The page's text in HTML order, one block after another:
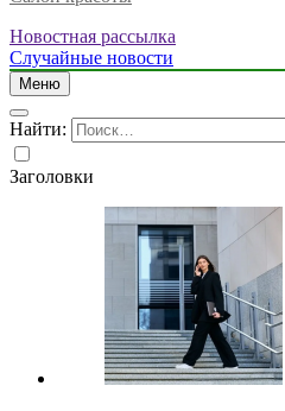
Новостная рассылка
Случайные новости
Меню
Найти:
Заголовки